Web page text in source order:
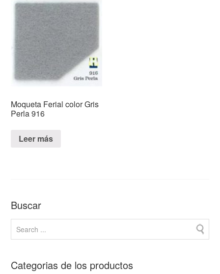
Moqueta Ferial color Gris
Perla 916
Leer más
Buscar
Categorias de los productos